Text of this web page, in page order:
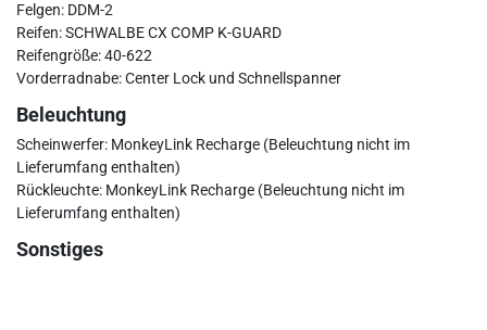
Felgen: DDM-2
Reifen: SCHWALBE CX COMP K-GUARD
Reifengröße: 40-622
Vorderradnabe: Center Lock und Schnellspanner
Beleuchtung
Scheinwerfer: MonkeyLink Recharge (Beleuchtung nicht im
Lieferumfang enthalten)
Rückleuchte: MonkeyLink Recharge (Beleuchtung nicht im
Lieferumfang enthalten)
Sonstiges